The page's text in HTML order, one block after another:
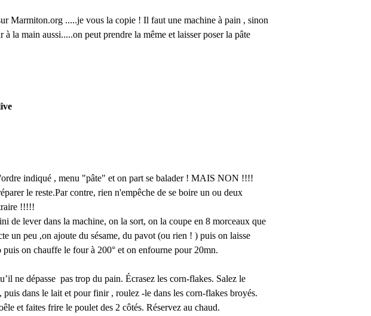
Marmiton.org .....je vous la copie ! Il faut une machine à pain , sinon
à la main aussi.....on peut prendre la même et laisser poser la pâte
indiqué , menu "pâte" et on part se balader ! MAIS NON !!!!
le reste.Par contre, rien n'empêche de se boire un ou deux
!!!!!
de lever dans la machine, on la sort, on la coupe en 8 morceaux que
un peu ,on ajoute du sésame, du pavot (ou rien ! ) puis on laisse
on chauffe le four à 200° et on enfourne pour 20mn.
ne dépasse pas trop du pain. Écrasez les corn-flakes. Salez le
dans le lait et pour finir , roulez -le dans les corn-flakes broyés.
et faites frire le poulet des 2 côtés. Réservez au chaud.